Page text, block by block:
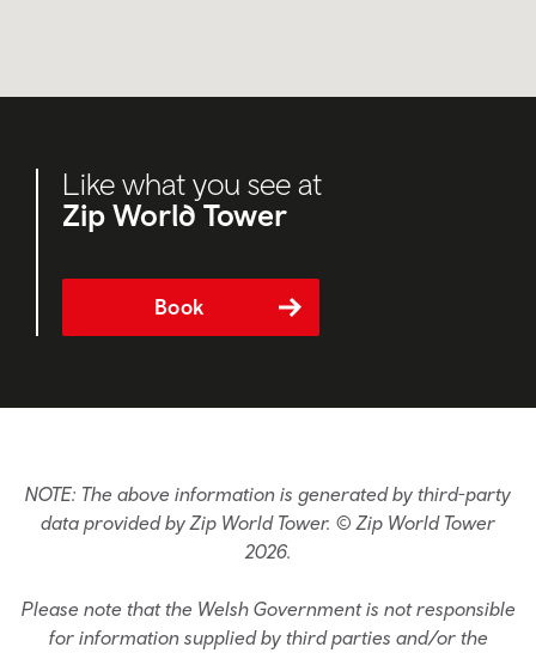
Like what you see at
Zip World Tower
Book
NOTE: The above information is generated by third-party
data provided by Zip World Tower. © Zip World Tower
2026.
Please note that the Welsh Government is not responsible
for information supplied by third parties and/or the